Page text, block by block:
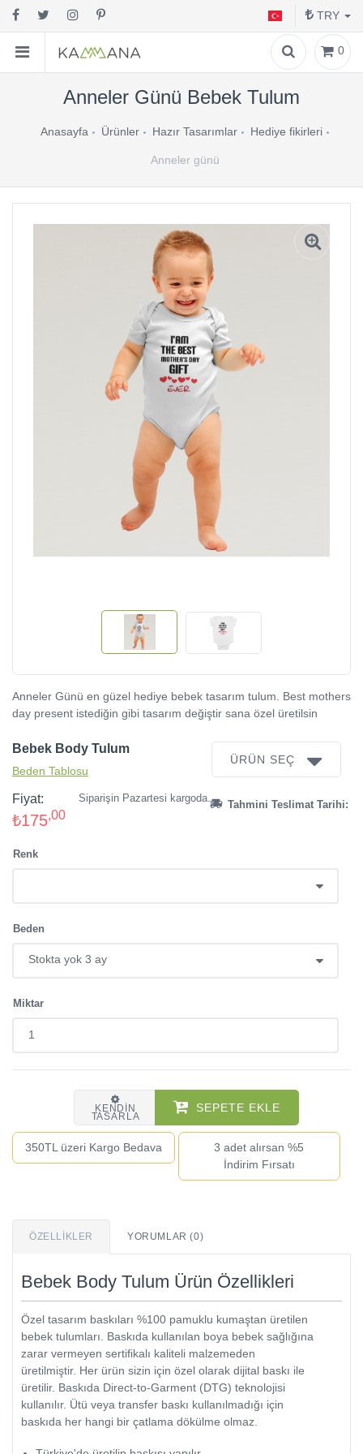
TRY
0
Anneler Günü Bebek Tulum
Anasayfa Ürünler Hazır Tasarımlar Hediye fikirleri
Anneler günü
Anneler Günü en güzel hediye bebek tasarım tulum. Best mothers
day present istediğin gibi tasarım değiştir sana özel üretilsin
Bebek Body Tulum
Beden Tablosu
ÜRÜN SEÇ
Fiyat:
₺175,00
Tahmini Teslimat Tarihi:
Siparişin Pazartesi kargoda.
Renk
Beden
Miktar
KENDIN
TASARLA
SEPETE EKLE
350TL üzeri Kargo Bedava
3 adet alırsan %5
İndirim Fırsatı
ÖZELLIKLER YORUMLAR (0)
Bebek Body Tulum Ürün Özellikleri
Özel tasarım baskıları %100 pamuklu kumaştan üretilen
bebek tulumları. Baskıda kullanılan boya bebek sağlığına
zarar vermeyen sertifikalı kaliteli malzemeden
üretilmiştir. Her ürün sizin için özel olarak dijital baskı ile
üretilir. Baskıda Direct-to-Garment (DTG) teknolojisi
kullanılır. Ütü veya transfer baskı kullanılmadığı için
baskıda her hangi bir çatlama dökülme olmaz.